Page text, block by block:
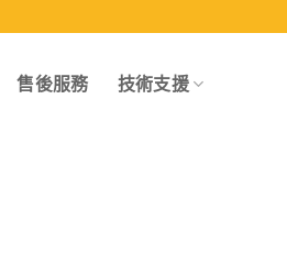
售後服務 技術支援